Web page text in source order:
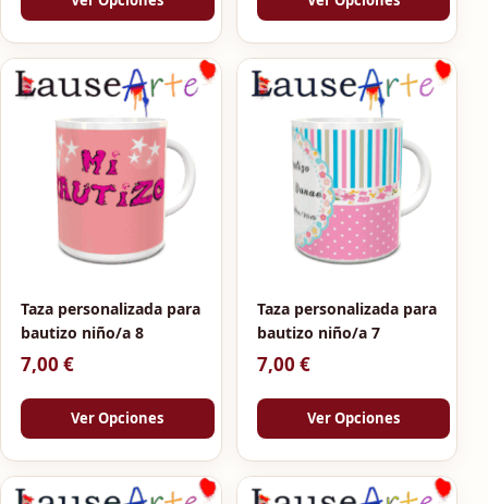
Taza personalizada para
bautizo niño/a 8
7,00 €
Ver Opciones
Taza personalizada para
bautizo niño/a 7
7,00 €
Ver Opciones